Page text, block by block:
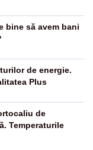
bine să avem bani
de energie.
Plus
de
Temperaturile